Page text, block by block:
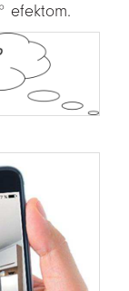
efektom.